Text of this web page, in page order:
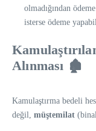
olmadığından
isterse ödeme
Alınması 🏚️
Kamulaştırma bedeli
değil, müştemilat